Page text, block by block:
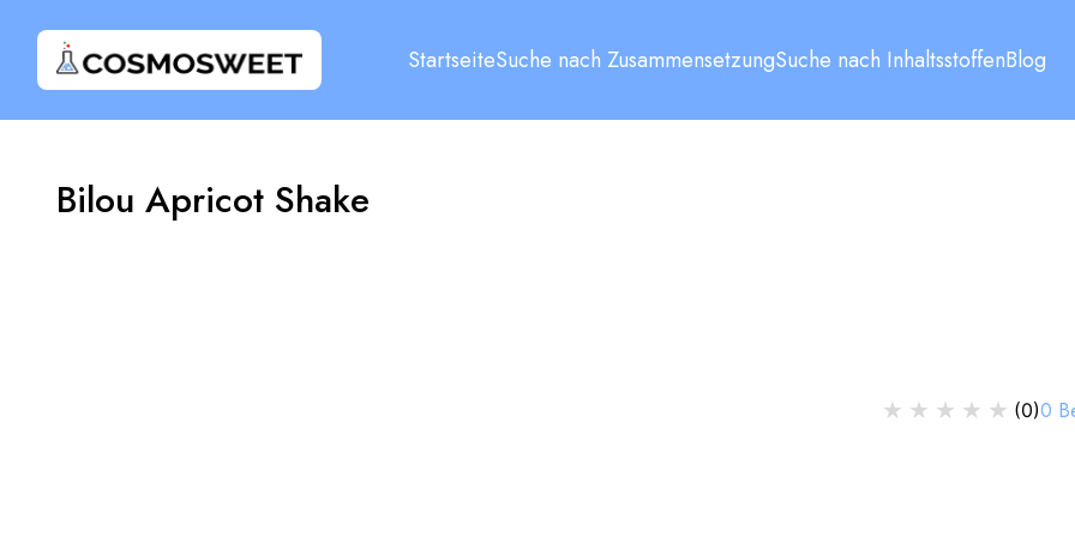
StartseiteSuche nach ZusammensetzungSuche nach InhaltsstoffenBlog
Bilou Apricot Shake
★ ★ ★ ★ ★ (0)0